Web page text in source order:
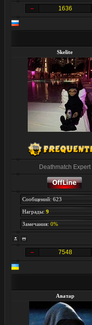
1636
Skelite
Deathmatch Expert
Сообщений: 623
Награды: 9
Замечания: 0%
7548
Аватар